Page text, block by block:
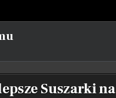
Suszarki